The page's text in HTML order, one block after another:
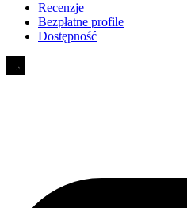
Recenzje
Bezpłatne profile
Dostępność